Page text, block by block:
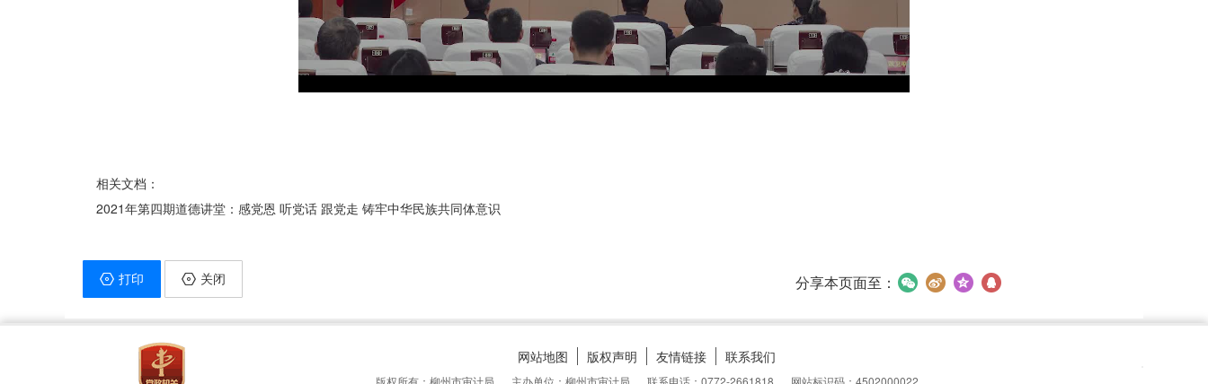
相关文档：
2021年第四期道德讲堂：感党恩 听党话 跟党走 铸牢中华民族共同体意识
打印 关闭 分享本页面至：
网站地图 版权声明 友情链接 联系我们
版权所有：柳州市审计局 主办单位：柳州市审计局 联系电话：0772-2661818 网站标识码：4502000022